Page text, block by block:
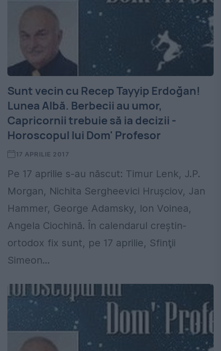
Sunt vecin cu Recep Tayyip Erdoğan!
Lunea Albă. Berbecii au umor,
Capricornii trebuie să ia decizii -
Horoscopul lui Dom' Profesor
17 APRILIE 2017
Pe 17 aprilie s-au născut: Timur Lenk, J.P.
Morgan, Nichita Sergheevici Hruşciov, Jan
Hammer, George Adamsky, Ion Voinea,
Angela Ciochină. În calendarul creştin-
ortodox fix sunt, pe 17 aprilie, Sfinţii
Simeon...